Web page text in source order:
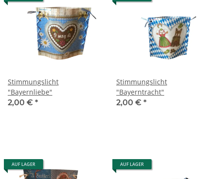
Stimmungslicht
"Bayernliebe"
2,00 € *
Stimmungslicht
"Bayerntracht"
2,00 € *
AUF LAGER AUF LAGER